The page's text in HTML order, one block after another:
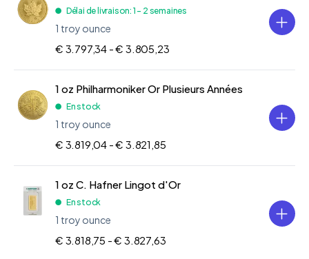
Délai de livraison: 1 - 2 semaines
1 troy ounce
€ 3.797,34 -€ 3.805,23
1 oz Philharmoniker Or Plusieurs Années
En stock
1 troy ounce
€ 3.819,04 -€ 3.821,85
1 oz C. Hafner Lingot d'Or
En stock
1 troy ounce
€ 3.818,75 -€ 3.827,63